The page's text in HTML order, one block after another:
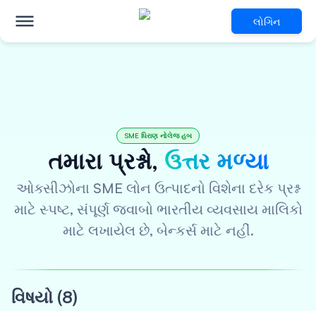
લોગિન
SME ધિરાણ નોલેજ હબ
તમારા પ્રશ્નો, ઉત્તર મળ્યા
ઓક્સીઝોના SME લોન ઉત્પાદનો વિશેના દરેક પ્રશ્ન
માટે સ્પષ્ટ, સંપૂર્ણ જવાબો ભારતીય વ્યવસાય માલિકો
માટે લખાયેલ છે, બેન્કર્સ માટે નહીં.
વિષયો (8)